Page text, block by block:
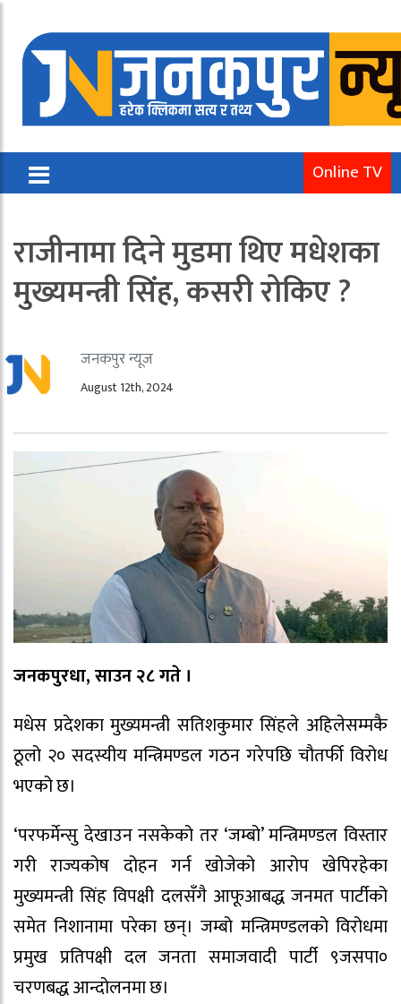
Online TV
राजीनामा दिने मुडमा थिए मधेशका
मुख्यमन्त्री सिंह, कसरी रोकिए ?
जनकपुर न्यूज
August 12th, 2024
जनकपुरधा, साउन २८ गते ।
मधेस प्रदेशका मुख्यमन्त्री सतिशकुमार सिंहले अहिलेसम्मकै
ठूलो २० सदस्यीय मन्त्रिमण्डल गठन गरेपछि चौतर्फी विरोध
भएको छ।
‘परफर्मेन्सु देखाउन नसकेको तर ‘जम्बो’ मन्त्रिमण्डल विस्तार
गरी राज्यकोष दोहन गर्न खोजेको आरोप खेपिरहेका
मुख्यमन्त्री सिंह विपक्षी दलसँगै आफूआबद्ध जनमत पार्टीको
समेत निशानामा परेका छन्। जम्बो मन्त्रिमण्डलको विरोधमा
प्रमुख प्रतिपक्षी दल जनता समाजवादी पार्टी ९जसपा०
चरणबद्ध आन्दोलनमा छ।